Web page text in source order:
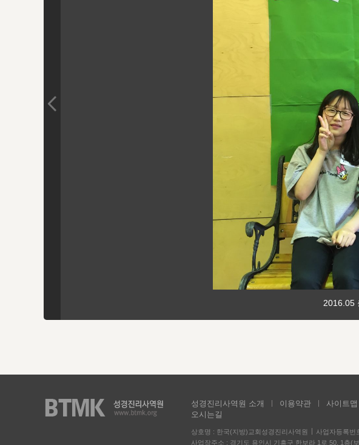
2016.05
성경진리사역원 소개 이용약관 사이트맵
오시는길
상호명 : 한국(지방)교회성경진리사역원 사업자등록번
사업장주소 : 경기도 용인시 기흥구 한보라 1로 50, 1층(